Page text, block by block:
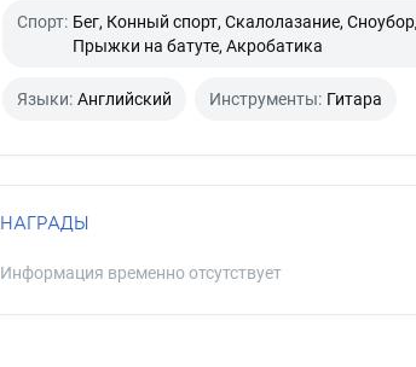
Спорт: Бег, Конный спорт, Скалолазание,
Прыжки на батуте, Акробатика
Языки: Английский Инструменты: Гитара
НАГРАДЫ
Информация временно отсутствует